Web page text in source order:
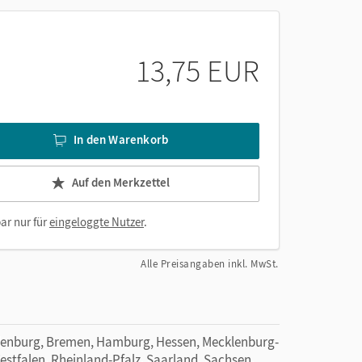
13,75 EUR
In den Warenkorb
Auf den Merkzettel
nur füreingeloggte Nutzer.
Alle Preisangaben inkl. MwSt.
Bremen, Hamburg, Hessen, Mecklenburg-